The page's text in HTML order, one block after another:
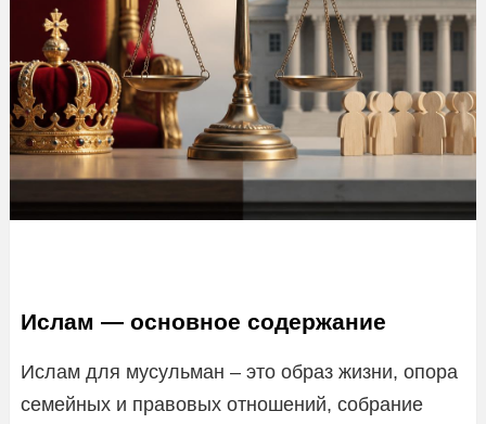
Ислам — основное содержание
Ислам для мусульман – это образ жизни, опора
семейных и правовых отношений, собрание